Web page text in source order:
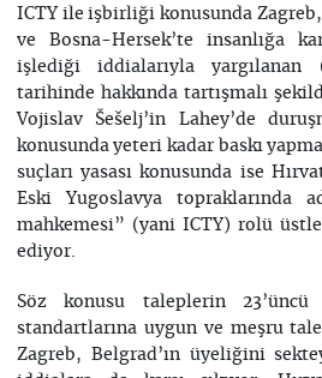
ICTY ile işbirliği konusunda Zagreb,
ve Bosna-Hersek’te insanlığa
işlediği iddialarıyla
tarihinde hakkında tartışmalı
Vojislav Šešelj’in Lahey’de
konusunda yeteri kadar baskı
suçları yasası konusunda ise
Eski Yugoslavya topraklarında
mahkemesi” (yani ICTY) rolü
ediyor.
Söz konusu taleplerin
standartlarına uygun ve meşru
Zagreb, Belgrad’ın üyeliğini